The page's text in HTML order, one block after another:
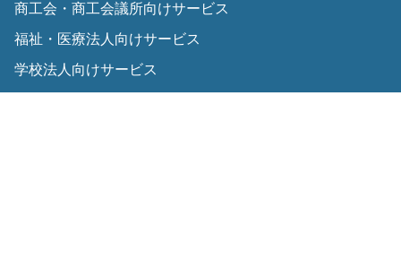
商工会・商工会議所向けサービス
福祉・医療法人向けサービス
学校法人向けサービス